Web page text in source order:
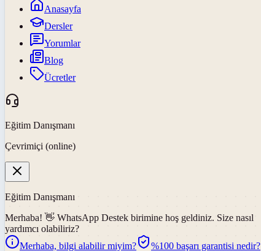
Anasayfa
Dersler
Yorumlar
Blog
Ücretler
Eğitim Danışmanı
Çevrimiçi (online)
Eğitim Danışmanı
Merhaba! 👋 WhatsApp Destek birimine hoş geldiniz. Size nasıl
yardımcı olabiliriz?
Merhaba, bilgi alabilir miyim?
%100 başarı garantisi nedir?